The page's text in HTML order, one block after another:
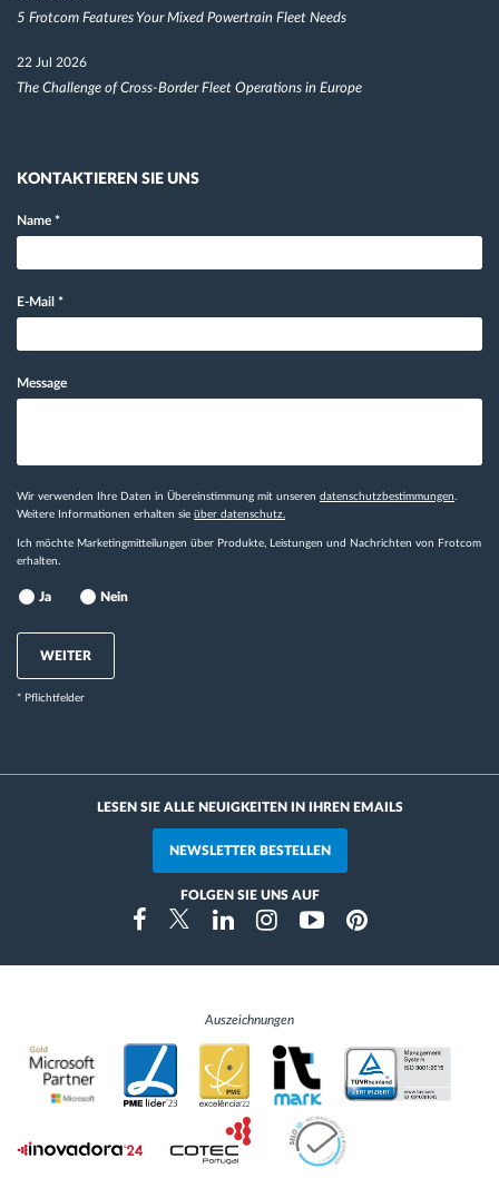
5 Frotcom Features Your Mixed Powertrain Fleet Needs
22 Jul 2026
The Challenge of Cross-Border Fleet Operations in Europe
KONTAKTIEREN SIE UNS
Name *
E-Mail *
Message
Wir verwenden Ihre Daten in Übereinstimmung mit unseren datenschutzbestimmungen
Weitere Informationen erhalten sie über datenschutz.
Ich möchte Marketingmitteilungen über Produkte, Leistungen und Nachrichten von Frotcom
erhalten.
Ja Nein
WEITER
* Pflichtfelder
LESEN SIE ALLE NEUIGKEITEN IN IHREN EMAILS
NEWSLETTER BESTELLEN
FOLGEN SIE UNS AUF
FacebookTwitterLinkedinInstragramYoutubePinterest
Auszeichnungen